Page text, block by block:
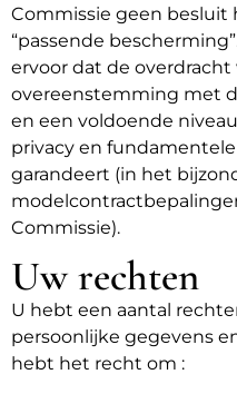
Commissie geen besluit
“passende
ervoor dat de
overeenstemming met
en een voldoende
privacy en
garandeert (in het
Commissie).
Uw rechten
U hebt een aantal
persoonlijke gegevens
hebt het recht om :